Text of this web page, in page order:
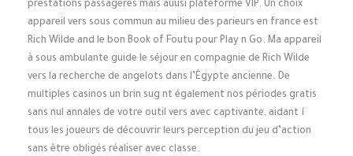
prestations passagères mais auusi plateforme VIP. Un choix
appareil vers sous commun au milieu des parieurs en france est
Rich Wilde and le bon Book of Foutu pour Play n Go. Ma appareil
à sous ambulante guide le séjour en compagnie de Rich Wilde
vers la recherche de angelots dans l’Égypte ancienne. De
multiples casinos un brin sug nt également nos périodes gratis
sans nul annales de votre outil vers avec captivante, aidant í
tous les joueurs de découvrir leurs perception du jeu d’action
sans être obligés réaliser avec classe.